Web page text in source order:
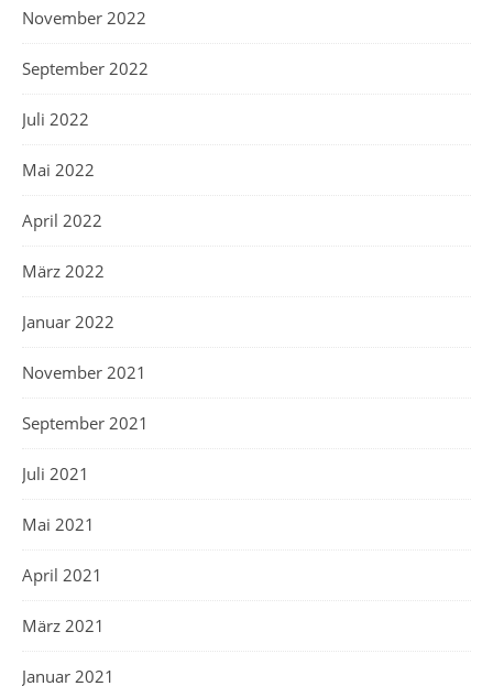
November 2022
September 2022
Juli 2022
Mai 2022
April 2022
März 2022
Januar 2022
November 2021
September 2021
Juli 2021
Mai 2021
April 2021
März 2021
Januar 2021